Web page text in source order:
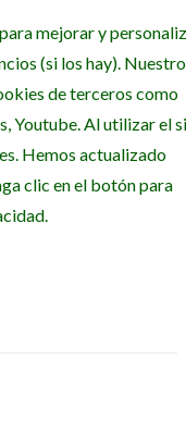
mejorar y
(si los hay). Nuestro
de terceros como
Youtube. Al utilizar el
Hemos actualizado
clic en el botón para